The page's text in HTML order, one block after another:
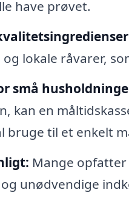
have prøvet.
lokale råvarer,
små
kan en
bruge til et enkelt
Mange
unødvendige